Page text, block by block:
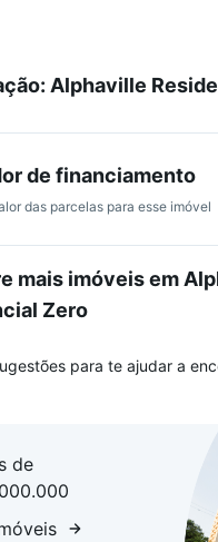
de serviço
churrasqueira
para convivência e lazer.
Alphaville
de financiamento
das parcelas para esse imóvel
mais imóveis em
Zero
para te ajudar a
de